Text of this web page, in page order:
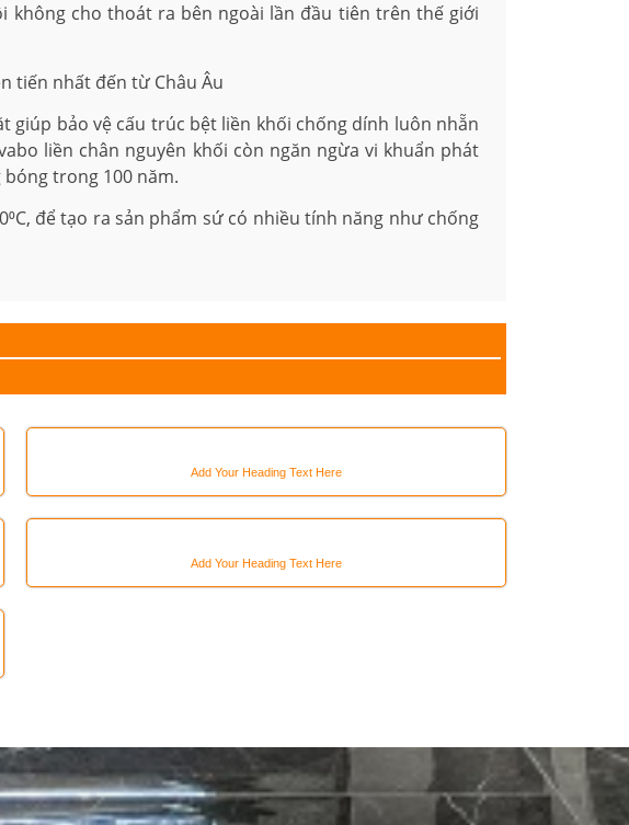
không cho thoát ra bên ngoài lần đầu tiên trên thế giới
tiến nhất đến từ Châu Âu
giúp bảo vệ cấu trúc bệt liền khối chống dính luôn nhẵn
liền chân nguyên khối còn ngăn ngừa vi khuẩn phát
trong 100 năm.
để tạo ra sản phẩm sứ có nhiều tính năng như chống
Add Your Heading Text Here
Add Your Heading Text Here